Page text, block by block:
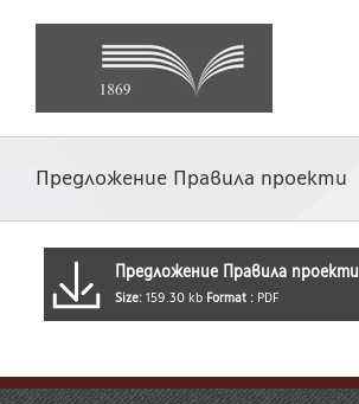
Предложение Правила проекти
Предложение Правила проекти
Size: 159.30 kb Format : PDF